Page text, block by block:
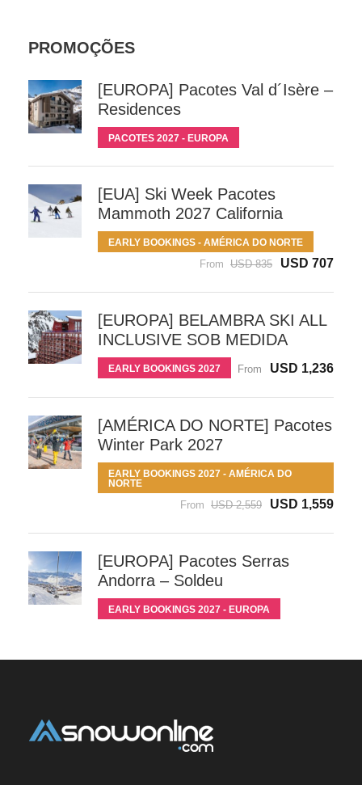
PROMOÇÕES
[EUROPA] Pacotes Val d´Isère –
Residences
PACOTES 2027 - EUROPA
[EUA] Ski Week Pacotes
Mammoth 2027 California
EARLY BOOKINGS - AMÉRICA DO NORTE
From USD 835 USD 707
[EUROPA] BELAMBRA SKI ALL
INCLUSIVE SOB MEDIDA
EARLY BOOKINGS 2027 From USD 1,236
[AMÉRICA DO NORTE] Pacotes
Winter Park 2027
EARLY BOOKINGS 2027 - AMÉRICA DO
NORTE
From USD 2,559 USD 1,559
[EUROPA] Pacotes Serras
Andorra – Soldeu
EARLY BOOKINGS 2027 - EUROPA